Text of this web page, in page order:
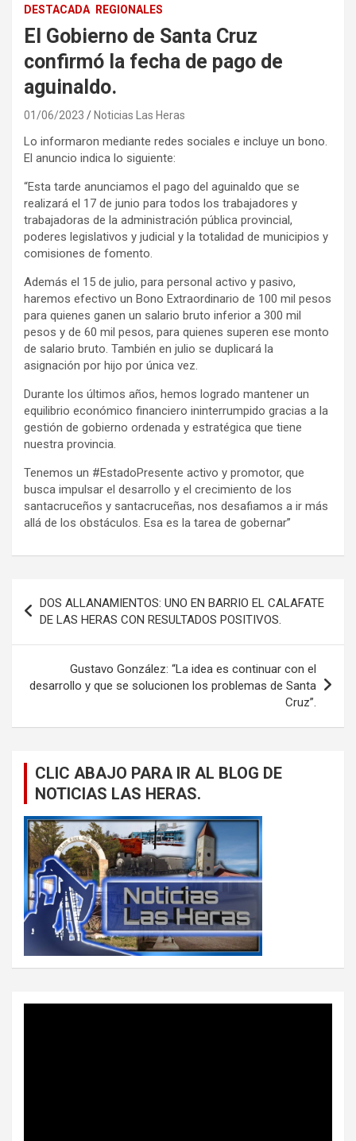
DESTACADA REGIONALES
El Gobierno de Santa Cruz
confirmó la fecha de pago de
aguinaldo.
01/06/2023 Noticias Las Heras
Lo informaron mediante redes sociales e incluye un bono.
El anuncio indica lo siguiente:
“Esta tarde anunciamos el pago del aguinaldo que se
realizará el 17 de junio para todos los trabajadores y
trabajadoras de la administración pública provincial,
poderes legislativos y judicial y la totalidad de municipios y
comisiones de fomento.
Además el 15 de julio, para personal activo y pasivo,
haremos efectivo un Bono Extraordinario de 100 mil pesos
para quienes ganen un salario bruto inferior a 300 mil
pesos y de 60 mil pesos, para quienes superen ese monto
de salario bruto. También en julio se duplicará la
asignación por hijo por única vez.
Durante los últimos años, hemos logrado mantener un
equilibrio económico financiero ininterrumpido gracias a la
gestión de gobierno ordenada y estratégica que tiene
nuestra provincia.
Tenemos un #EstadoPresente activo y promotor, que
busca impulsar el desarrollo y el crecimiento de los
santacruceños y santacruceñas, nos desafiamos a ir más
allá de los obstáculos. Esa es la tarea de gobernar”
de
entradas
DOS ALLANAMIENTOS: UNO EN BARRIO EL CALAFATE
DE LAS HERAS CON RESULTADOS POSITIVOS.
Gustavo González: “La idea es continuar con el
desarrollo y que se solucionen los problemas de Santa
Cruz”.
CLIC ABAJO PARA IR AL BLOG DE
NOTICIAS LAS HERAS.